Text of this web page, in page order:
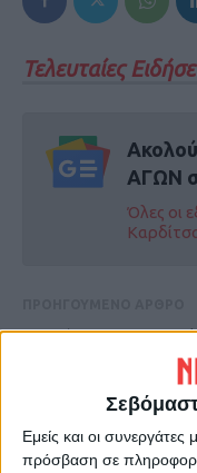
Εμείς και οι
πρόσβαση σε
Τελευταίες
ΑΓΩΝ
Όλες οι
Προσέφυγε στο
ΕΠΟ για το ματς με την